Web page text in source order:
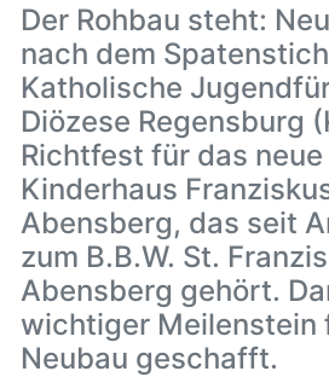
Der Rohbau steht:
nach dem
Katholische
Diözese Regensburg
Richtfest für das
Kinderhaus
Abensberg, das seit
zum B.B.W. St.
Abensberg gehört.
wichtiger Meilenstein
Neubau geschafft.